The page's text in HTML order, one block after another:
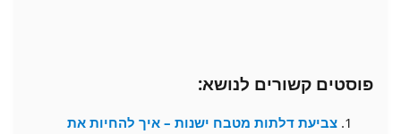
פוסטים קשורים לנושא:
צביעת דלתות מטבח ישנות – איך להחיות את